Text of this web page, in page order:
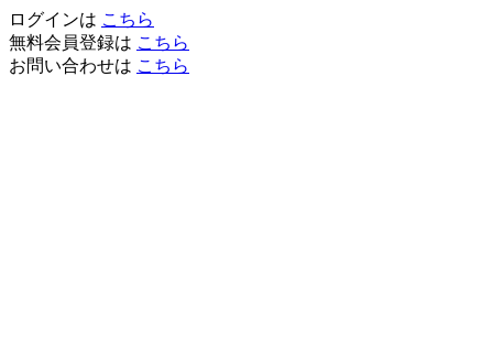
ログインは こちら
無料会員登録は こちら
お問い合わせは こちら